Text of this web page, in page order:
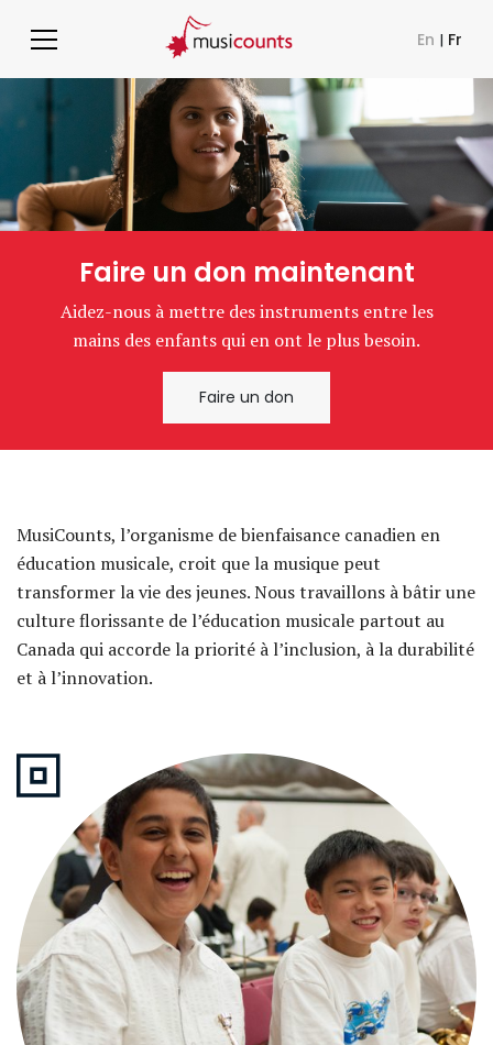
En | Fr
Faire un don maintenant
Aidez-nous à mettre des instruments entre les
mains des enfants qui en ont le plus besoin.
Faire un don
MusiCounts, l’organisme de bienfaisance canadien en
éducation musicale, croit que la musique peut
transformer la vie des jeunes. Nous travaillons à bâtir une
culture florissante de l’éducation musicale partout au
Canada qui accorde la priorité à l’inclusion, à la durabilité
et à l’innovation.